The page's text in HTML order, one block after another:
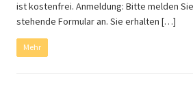
ist kostenfrei. Anmeldung: Bitte melden
stehende Formular an. Sie erhalten […]
Mehr